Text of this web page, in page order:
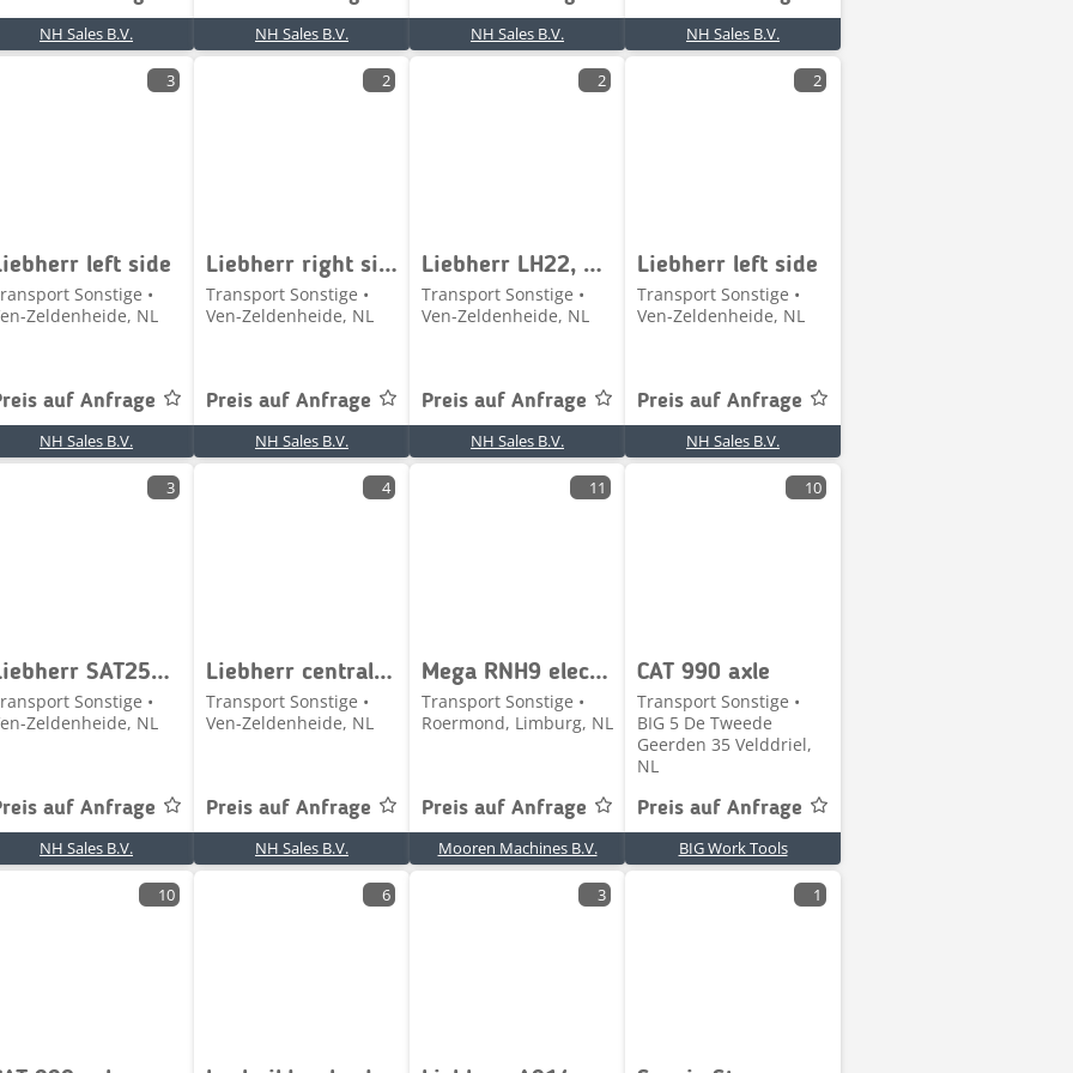
NH Sales B.V.
NH Sales B.V.
NH Sales B.V.
NH Sales B.V.
3
left side
Sonstige •
Zeldenheide, NL
auf Anfrage
NH Sales B.V.
2
Liebherr right side
Transport Sonstige •
Ven-Zeldenheide, NL
Preis auf Anfrage
NH Sales B.V.
2
Liebherr LH22, LH24, LH26
Transport Sonstige •
Ven-Zeldenheide, NL
Preis auf Anfrage
NH Sales B.V.
2
Liebherr left side
Transport Sonstige •
Ven-Zeldenheide, NL
Preis auf Anfrage
NH Sales B.V.
3
Liebherr SAT250/287 90214866
Sonstige •
Zeldenheide, NL
auf Anfrage
NH Sales B.V.
4
Liebherr central lubrication system
Transport Sonstige •
Ven-Zeldenheide, NL
Preis auf Anfrage
NH Sales B.V.
11
Mega RNH9 electrische wagen
Transport Sonstige •
Roermond, Limburg, NL
Preis auf Anfrage
Mooren Machines B.V.
10
CAT 990 axle
Transport Sonstige •
BIG 5 De Tweede
Geerden 35 Velddriel,
NL
Preis auf Anfrage
BIG Work Tools
10 6 3 1